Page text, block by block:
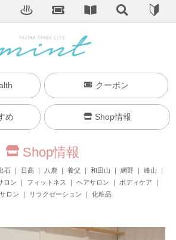
クーポン
め Shop情報
Shop情報
石 日高 八鹿 養父 和田山 網野
峰山
ロン フィットネス ヘアサロン
ボディケア
ロン
リラクゼーション 化粧品